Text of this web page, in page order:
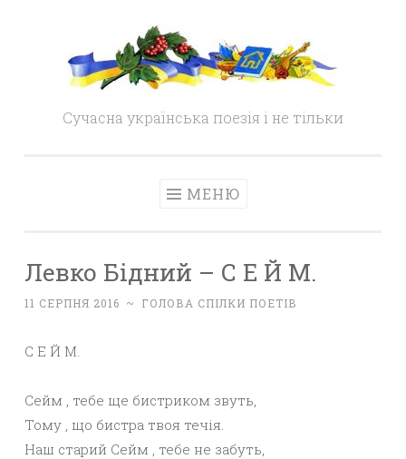
content
Сучасна українська поезія і не тільки
МЕНЮ
Левко Бідний – С Е Й М.
11 СЕРПНЯ 2016 ~ ГОЛОВА СПІЛКИ ПОЕТІВ
С Е Й М.
Сейм , тебе ще бистриком звуть,
Тому , що бистра твоя течія.
Наш старий Сейм , тебе не забуть,